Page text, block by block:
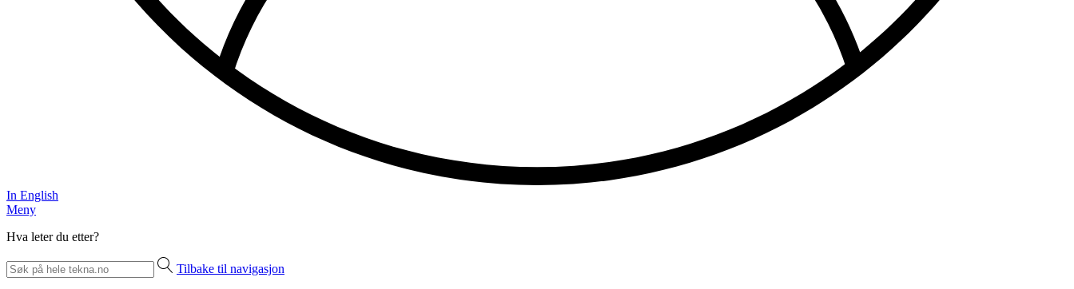
In English
Meny
Hva leter du etter?
Tilbake til navigasjon